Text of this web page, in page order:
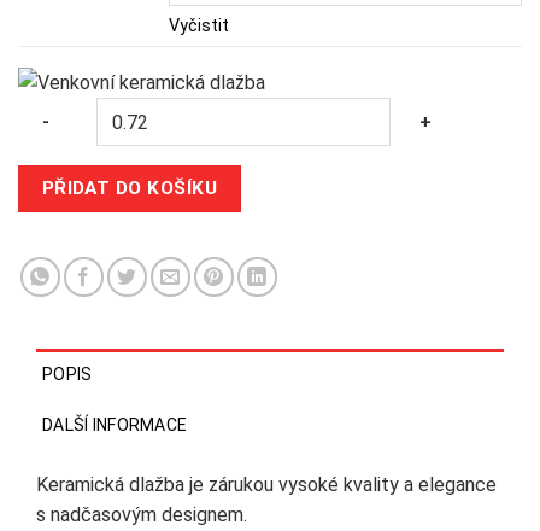
Vyčistit
- +
PŘIDAT DO KOŠÍKU
POPIS
DALŠÍ INFORMACE
Keramická dlažba je zárukou vysoké kvality a elegance
s nadčasovým designem.